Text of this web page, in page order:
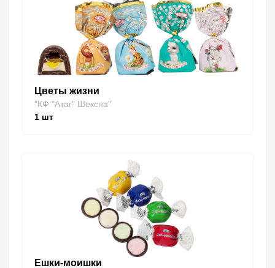
Цветы жизни
"КФ "Атаг" Шексна"
1 шт
Ешки-моишки